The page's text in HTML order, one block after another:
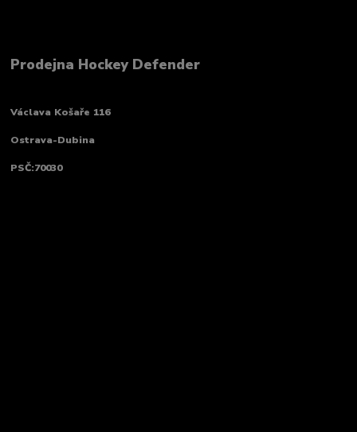
Prodejna Hockey Defender
Václava Košaře 116
Ostrava-Dubina
PSČ:70030